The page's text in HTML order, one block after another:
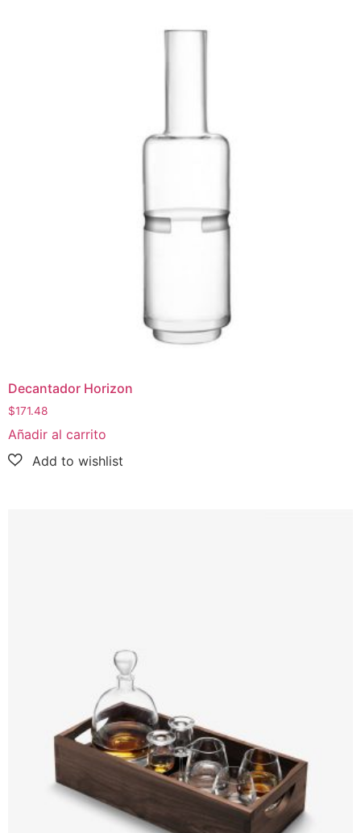
Decantador Horizon
$171.48
Añadir al carrito